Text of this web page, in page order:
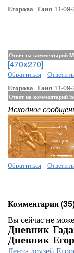
Егорова_Таня 11-
Ответ на комментарий
[470x270]
Обратиться - Ответить
Егорова_Таня 11-
Ответ на комментарий
Исходное
Обратиться - Ответить
Комментарии
Вы сейчас не
Дневник
Дневник